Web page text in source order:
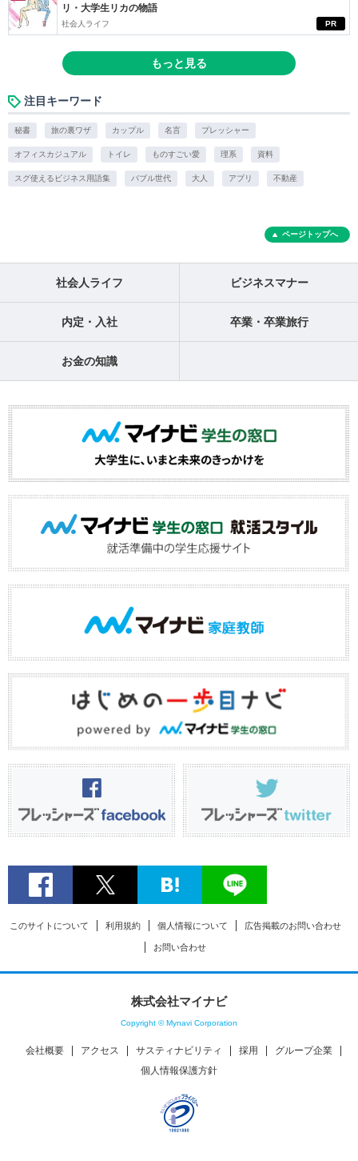
PR
リ・大学生リカの物語
社会人ライフ
もっと見る
注目キーワード
秘書 旅の裏ワザ カップル 名言 プレッシャー
オフィスカジュアル トイレ ものすごい愛 理系 資料
スグ使えるビジネス用語集 バブル世代 大人 アプリ 不動産
ページトップへ
社会人ライフ ビジネスマナー
内定・入社 卒業・卒業旅行
お金の知識
このサイトについて 利用規約 個人情報について 広告掲載のお問い合わせ
お問い合わせ
株式会社マイナビ
Copyright © Mynavi Corporation
会社概要 アクセス サスティナビリティ 採用
グループ企業
個人情報保護方針